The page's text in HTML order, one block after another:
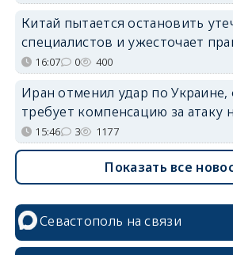
Китай пытается остановить
специалистов и ужесточает
16:07 0 400
Иран отменил удар по Украине,
требует компенсацию за атаку
15:46 3 1177
Показать все
Севастополь на связи